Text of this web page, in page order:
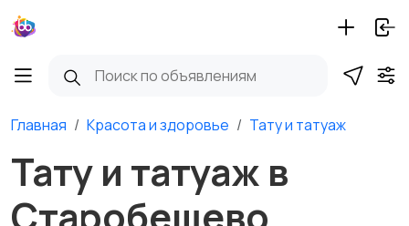
Главная Красота и здоровье Тату и татуаж
Тату и татуаж в